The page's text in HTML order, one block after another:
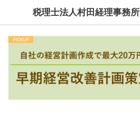
税理士法人村田経理事務所